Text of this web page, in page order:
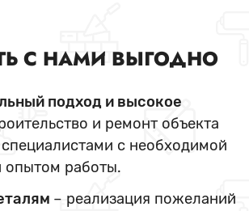
С НАМИ ВЫГОДНО
подход и высокое
и ремонт объекта
с необходимой
опытом работы.
– реализация пожеланий